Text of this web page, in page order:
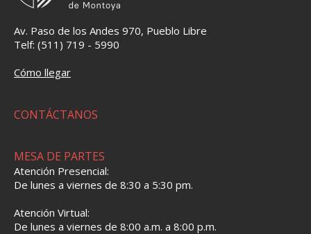
Av. Paso de los Andes 970, Pueblo Libre
Telf: (511) 719 - 5990
Cómo llegar
CONTÁCTANOS
MESA DE PARTES
Atención Presencial:
De lunes a viernes de 8:30 a 5:30 pm.
Atención Virtual:
De lunes a viernes de 8:00 a.m. a 8:00 p.m.